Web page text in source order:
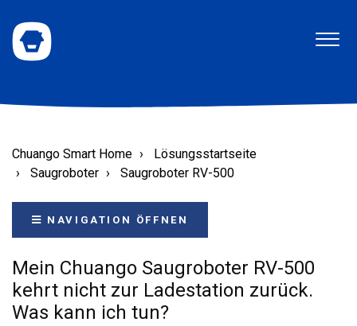
Chuango Smart Home
Lösungsstartseite
Saugroboter
Saugroboter RV-500
NAVIGATION ÖFFNEN
Mein Chuango Saugroboter RV-500
kehrt nicht zur Ladestation zurück.
Was kann ich tun?